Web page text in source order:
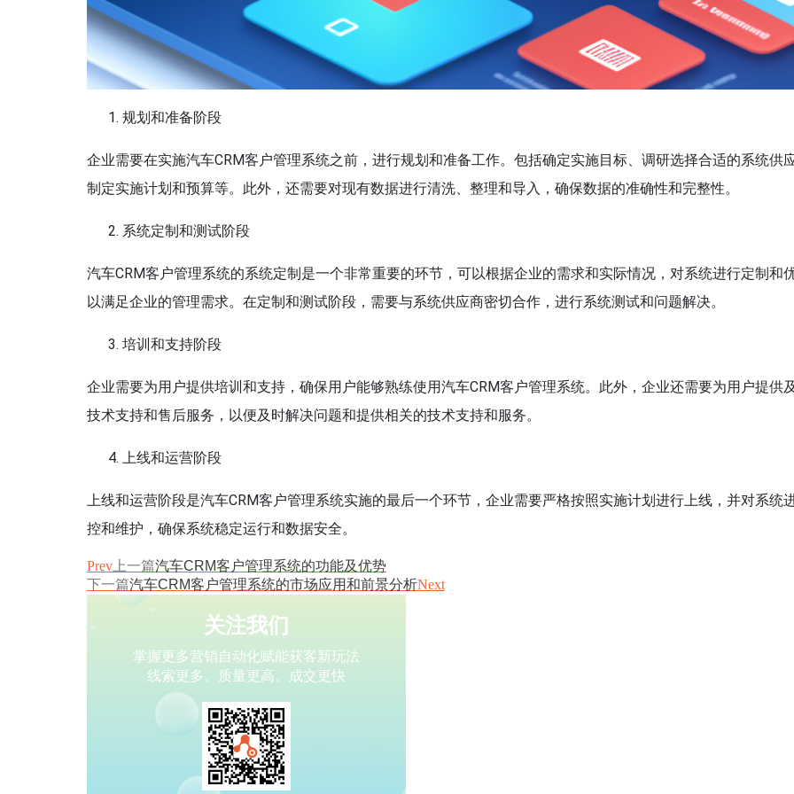
规划和准备阶段
企业需要在实施汽车CRM客户管理系统之前，进行规划和准备工作。包括确定实施目标、调研选择合适的系统供
制定实施计划和预算等。此外，还需要对现有数据进行清洗、整理和导入，确保数据的准确性和完整性。
系统定制和测试阶段
汽车CRM客户管理系统的系统定制是一个非常重要的环节，可以根据企业的需求和实际情况，对系统进行定制和
以满足企业的管理需求。在定制和测试阶段，需要与系统供应商密切合作，进行系统测试和问题解决。
培训和支持阶段
企业需要为用户提供培训和支持，确保用户能够熟练使用汽车CRM客户管理系统。此外，企业还需要为用户提供
技术支持和售后服务，以便及时解决问题和提供相关的技术支持和服务。
上线和运营阶段
上线和运营阶段是汽车CRM客户管理系统实施的最后一个环节，企业需要严格按照实施计划进行上线，并对系统
控和维护，确保系统稳定运行和数据安全。
Prev 上一篇汽车CRM客户管理系统的功能及优势
下一篇汽车CRM客户管理系统的市场应用和前景分析Next
关注我们
掌握更多营销自动化赋能获客新玩法
线索更多、质量更高、成交更快